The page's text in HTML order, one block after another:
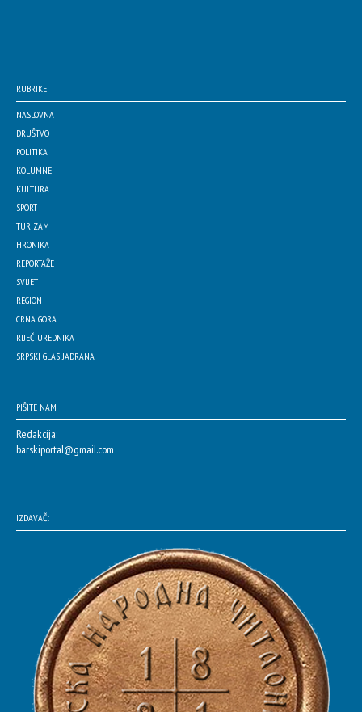
RUBRIKE
NASLOVNA
DRUŠTVO
POLITIKA
KOLUMNE
KULTURA
SPORT
TURIZAM
HRONIKA
REPORTAŽE
SVIJET
REGION
CRNA GORA
RIJEČ UREDNIKA
SRPSKI GLAS JADRANA
PIŠITE NAM
Redakcija:
barskiportal@gmail.com
IZDAVAČ: